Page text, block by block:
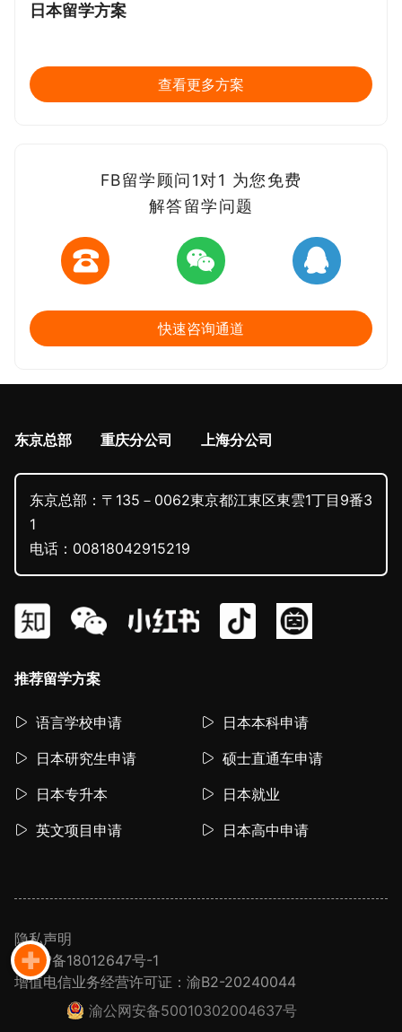
日本留学方案
查看更多方案
FB留学顾问1对1 为您免费
解答留学问题
快速咨询通道
东京总部 重庆分公司 上海分公司
东京总部：〒135－0062東京都江東区東雲1丁目9番3
1
电话：00818042915219
推荐留学方案
语言学校申请
日本本科申请
日本研究生申请
硕士直通车申请
日本专升本
日本就业
英文项目申请
日本高中申请
隐私声明
渝ICP备18012647号-1
增值电信业务经营许可证：渝B2-20240044
渝公网安备50010302004637号